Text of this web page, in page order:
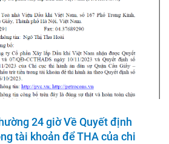
24 giờ Về Quyết định
tài khoản để THA của chi